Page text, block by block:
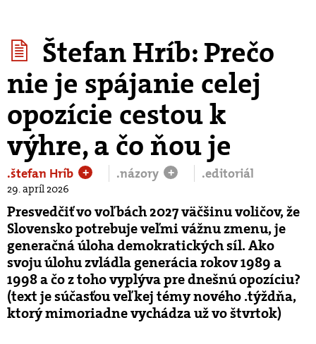
Štefan Hríb: Prečo
nie je spájanie celej
opozície cestou k
výhre, a čo ňou je
.štefan Hríb + .názory + .editoriál
29. apríl 2026
Presvedčiť vo voľbách 2027 väčšinu voličov, že
Slovensko potrebuje veľmi vážnu zmenu, je
generačná úloha demokratických síl. Ako
svoju úlohu zvládla generácia rokov 1989 a
1998 a čo z toho vyplýva pre dnešnú opozíciu?
(text je súčasťou veľkej témy nového .týždňa,
ktorý mimoriadne vychádza už vo štvrtok)